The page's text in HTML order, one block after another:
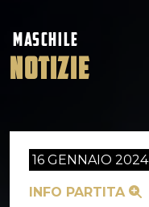
MASCHILE
NOTIZIE
16 GENNAIO 2024
INFO PARTITA